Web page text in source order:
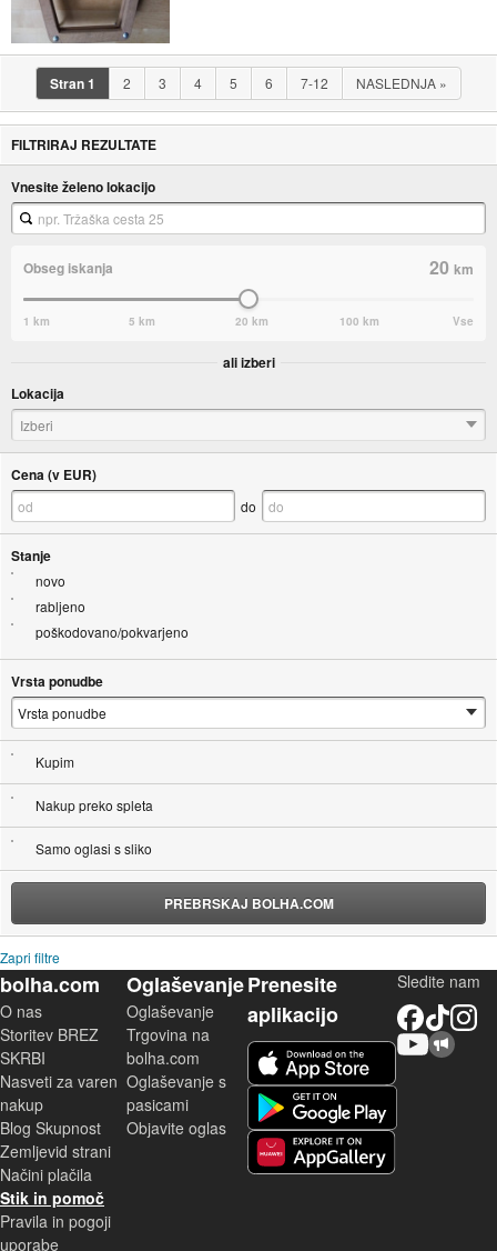
Stran1 2 3 4 5 6 7-12 NASLEDNJA »
FILTRIRAJ REZULTATE
Vnesite želeno lokacijo
Obseg iskanja 20km
1 km 5 km 20 km 100 km Vse
ali izberi
Lokacija
Izberi
Cena (v EUR)
do
Stanje
novo
rabljeno
poškodovano/pokvarjeno
Vrsta ponudbe
Kupim
Nakup preko spleta
Samo oglasi s sliko
PREBRSKAJ BOLHA.COM
Zapri filtre
bolha.com
O nas
Storitev BREZ
SKRBI
Nasveti za varen
nakup
Blog Skupnost
Zemljevid strani
Načini plačila
Stik in pomoč
Pravila in pogoji
uporabe
Oglaševanje
Oglaševanje
Trgovina na
bolha.com
Oglaševanje s
pasicami
Objavite oglas
Prenesite
aplikacijo
Sledite nam